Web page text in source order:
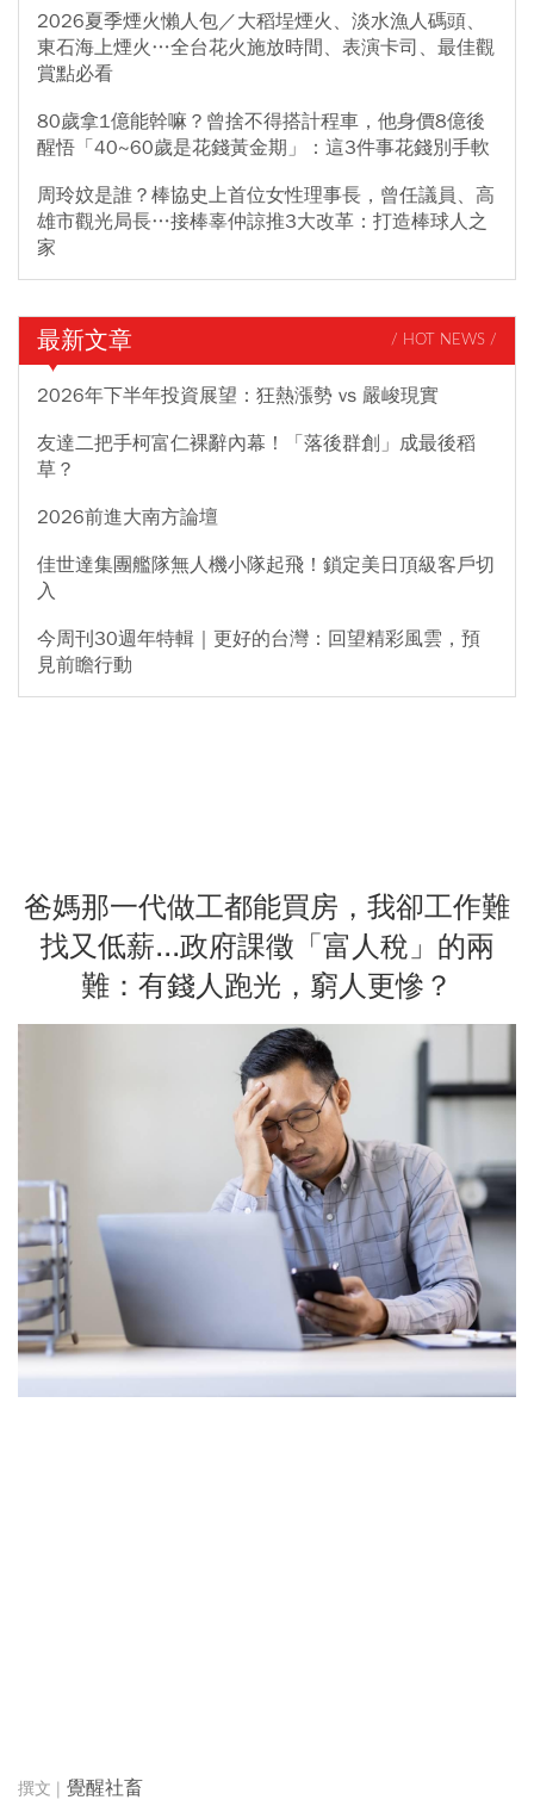
2026夏季煙火懶人包／大稻埕煙火、淡水漁人碼頭、
東石海上煙火…全台花火施放時間、表演卡司、最佳觀
賞點必看
80歲拿1億能幹嘛？曾捨不得搭計程車，他身價8億後
醒悟「40~60歲是花錢黃金期」：這3件事花錢別手軟
周玲妏是誰？棒協史上首位女性理事長，曾任議員、高
雄市觀光局長…接棒辜仲諒推3大改革：打造棒球人之
家
最新文章 / HOT NEWS /
2026年下半年投資展望：狂熱漲勢 vs 嚴峻現實
友達二把手柯富仁裸辭內幕！「落後群創」成最後稻
草？
2026前進大南方論壇
佳世達集團艦隊無人機小隊起飛！鎖定美日頂級客戶切
入
今周刊30週年特輯｜更好的台灣：回望精彩風雲，預
見前瞻行動
爸媽那一代做工都能買房，我卻工作難
找又低薪...政府課徵「富人稅」的兩
難：有錢人跑光，窮人更慘？
覺醒社畜